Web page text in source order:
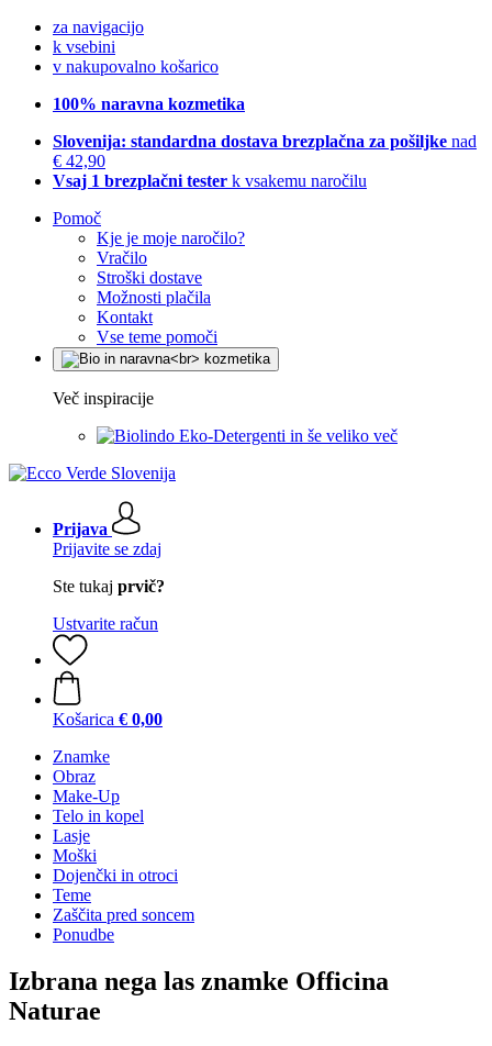
za navigacijo
k vsebini
v nakupovalno košarico
100% naravna kozmetika
Slovenija: standardna dostava brezplačna za pošiljke nad
€ 42,90
Vsaj 1 brezplačni tester k vsakemu naročilu
Pomoč
Kje je moje naročilo?
Vračilo
Stroški dostave
Možnosti plačila
Kontakt
Vse teme pomoči
Več inspiracije
Eko-Detergenti in še veliko več
Prijava
Prijavite se zdaj
Ste tukaj prvič?
Ustvarite račun
Košarica € 0,00
Znamke
Obraz
Make-Up
Telo in kopel
Lasje
Moški
Dojenčki in otroci
Teme
Zaščita pred soncem
Ponudbe
Izbrana nega las znamke Officina
Naturae